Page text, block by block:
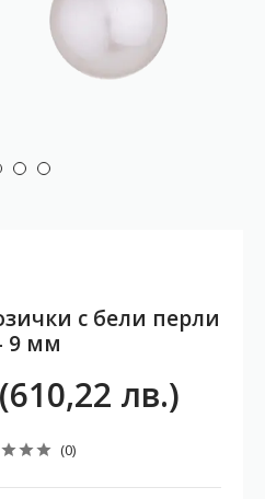
с бели перли
9 мм
лв.)
(0)